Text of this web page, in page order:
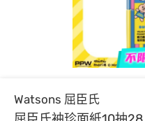
Watsons 屈臣氏